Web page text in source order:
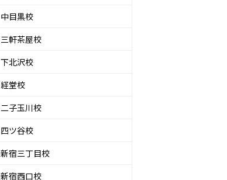
中目黒校
三軒茶屋校
下北沢校
経堂校
二子玉川校
四ツ谷校
新宿三丁目校
新宿西口校